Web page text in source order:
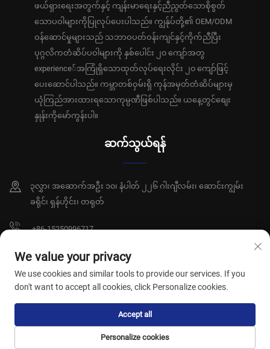
ဖယ်ရှားရေးအတွက်နှင့် ကျန်းမာရေးနှင့်ညီညွတ်သောစိုစွတ်
သောပဝါများကိုပြုလုပ်ပေးပါသည်။ ကျွန်ုပ်တို့၏ OEM/ODM
ဝန်ဆောင်မှုများသည် သဘာဝပတ်ဝန်းကျင်နှင့်ကိုက်ညီပြီး
ပုဂ္ဂလိကတံဆိပ်ပဝါများကို နှစ်ပေါင်း ၂၀ ကျော်အတွ
experience်အကြုံရှိသောထုတ်လုပ်ရေးလိုင်း ၂၀ ကျော်ဖြင့်
ပေးဆောင်ပါသည်။ ကမ္ဘာတစ်ဝှမ်းရှိ ကုန်အမှတ်တံဆိပ်များမှ
ယုံကြည်အားထားရသောကုမ္ပဏီဖြစ်ပါသည်။ ယနေ့တွင်စျေး
နှုန်းကိုမော်ကွန်းပါ။
ဆက်သွယ်ရန်
၃လွှာ၊ အဆောက်အဦး ၁၀၊ နံပါတ် ၂၂၆ ဂါးဂျီလမ်း၊ ဆောင်းကျွမ်း
ခရိုင်၊ ရှန်ဟိုင်း၊ တရုတ်
+86-15250996717
[email protected]
မူပိုင်ခွင့် © ရှန်ဟိုင်း ဆွန်းရှီယီ ကျန်းမာရေးထုတ်ကုန်များကုမ္ပဏီလီမိတက်၊ မူပိုင်ခွင့်
များ ကုန်ဆုံးပါသည်။ လုံခြုံရေးမူဝါဒ
We value your privacy
We use cookies and similar tools to provide our services. If you
don't want to accept all cookies, click Personalize cookies.
Personalize cookies
Accept all